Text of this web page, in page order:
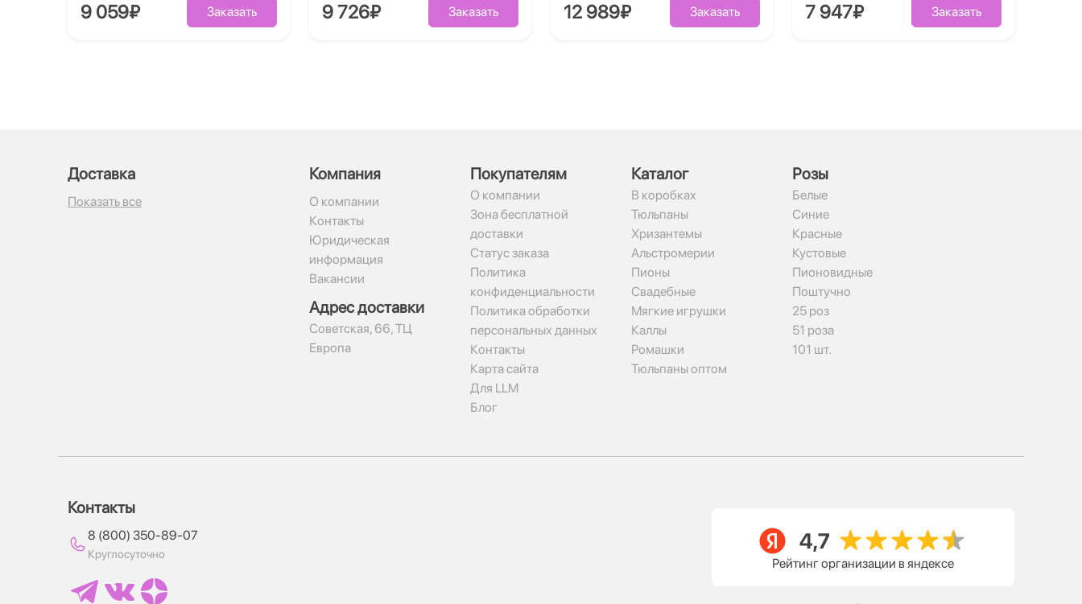
9 059₽ Заказать 9 726₽ Заказать 12 989₽ Заказать 7 947₽ Заказать
Доставка
Показать все
Компания
О компании
Контакты
Юридическая
информация
Вакансии
Адрес доставки
​Советская, 66, ТЦ
Европа
Покупателям
О компании
Зона бесплатной
доставки
Статус заказа
Политика
конфиденциальности
Политика обработки
персональных данных
Контакты
Карта сайта
Для LLM
Блог
Каталог
В коробках
Тюльпаны
Хризантемы
Альстромерии
Пионы
Свадебные
Мягкие игрушки
Каллы
Ромашки
Тюльпаны оптом
Рoзы
Белые
Синие
Красные
Кустовые
Пионовидные
Поштучно
25 роз
51 роза
101 шт.
Контакты
8 (800) 350-89-07
Круглосуточно
Рейтинг организации в яндексе